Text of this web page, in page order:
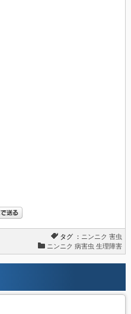
タグ ： ニンニク 害虫
ニンニク 病害虫 生理障害